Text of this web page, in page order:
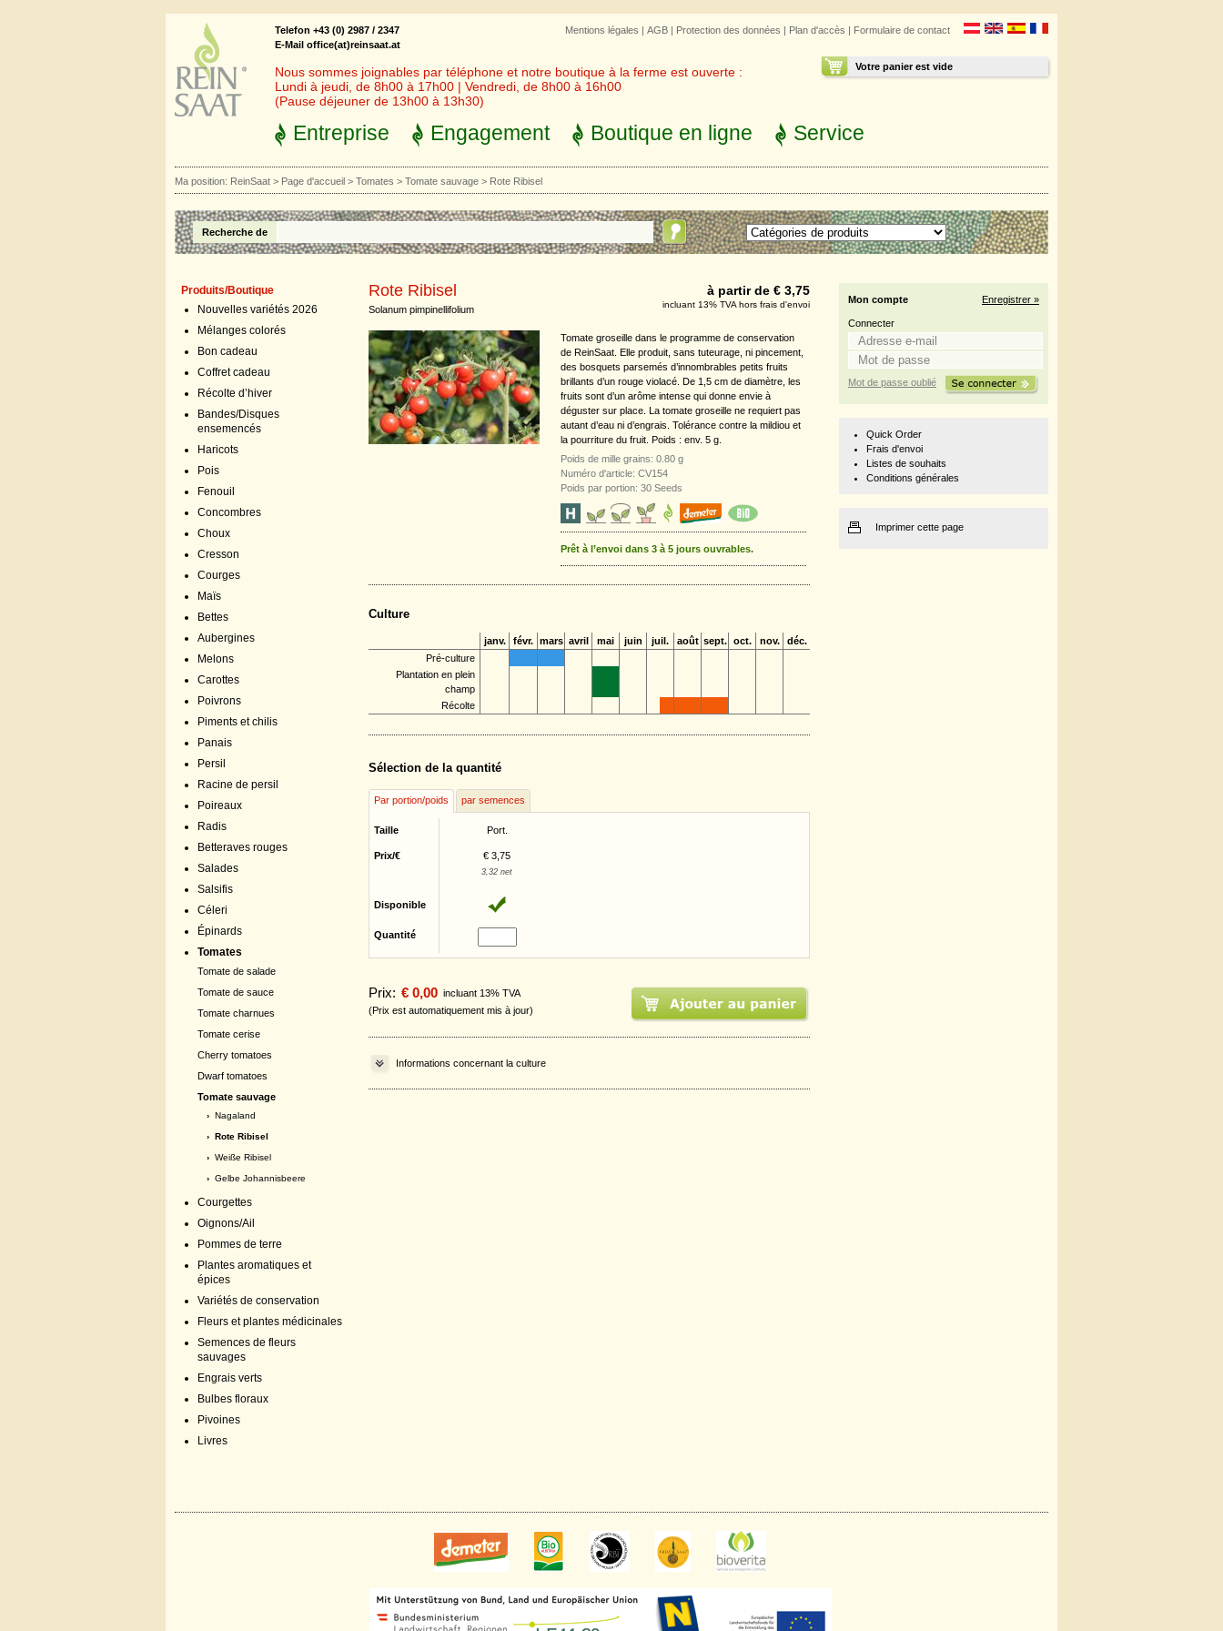
Mentions légales | AGB | Protection des données | Plan d'accès | Formulaire de contact
Votre panier est vide
Telefon +43 (0) 2987 / 2347
E-Mail office(at)reinsaat.at
Nous sommes joignables par téléphone et notre boutique à la ferme est ouverte :
Lundi à jeudi, de 8h00 à 17h00 | Vendredi, de 8h00 à 16h00
(Pause déjeuner de 13h00 à 13h30)
Entreprise Engagement Boutique en ligne Service
Ma position: ReinSaat > Page d'accueil > Tomates > Tomate sauvage > Rote Ribisel
Recherche de
Produits/Boutique
Nouvelles variétés 2026
Mélanges colorés
Bon cadeau
Coffret cadeau
Récolte d’hiver
Bandes/Disques
ensemencés
Haricots
Pois
Fenouil
Concombres
Choux
Cresson
Courges
Maïs
Bettes
Aubergines
Melons
Carottes
Poivrons
Piments et chilis
Panais
Persil
Racine de persil
Poireaux
Radis
Betteraves rouges
Salades
Salsifis
Céleri
Épinards
Tomates
Tomate de salade
Tomate de sauce
Tomate charnues
Tomate cerise
Cherry tomatoes
Dwarf tomatoes
Tomate sauvage
› Nagaland
› Rote Ribisel
› Weiße Ribisel
› Gelbe Johannisbeere
Courgettes
Oignons/Ail
Pommes de terre
Plantes aromatiques et
épices
Variétés de conservation
Fleurs et plantes médicinales
Semences de fleurs
sauvages
Engrais verts
Bulbes floraux
Pivoines
Livres
Rote Ribisel
Solanum pimpinellifolium
à partir de € 3,75
incluant 13% TVA hors frais d'envoi
Tomate groseille dans le programme de conservation
de ReinSaat. Elle produit, sans tuteurage, ni pincement,
des bosquets parsemés d’innombrables petits fruits
brillants d’un rouge violacé. De 1,5 cm de diamètre, les
fruits sont d’un arôme intense qui donne envie à
déguster sur place. La tomate groseille ne requiert pas
autant d’eau ni d’engrais. Tolérance contre la mildiou et
la pourriture du fruit. Poids : env. 5 g.
Poids de mille grains: 0.80 g
Numéro d'article: CV154
Poids par portion: 30 Seeds
Prêt à l’envoi dans 3 à 5 jours ouvrables.
Culture
janv. févr. mars avril mai juin juil. août sept. oct. nov.
déc.
Pré-culture
Plantation en plein
champ
Récolte
Sélection de la quantité
Par portion/poids par semences
Taille Port.
Prix/€ € 3,75
3,32 net
Disponible
Quantité
Prix: € 0,00 incluant 13% TVA
(Prix est automatiquement mis à jour)
Informations concernant la culture
Mon compte Enregistrer »
Connecter
Mot de passe oublié
Quick Order
Frais d'envoi
Listes de souhaits
Conditions générales
Imprimer cette page